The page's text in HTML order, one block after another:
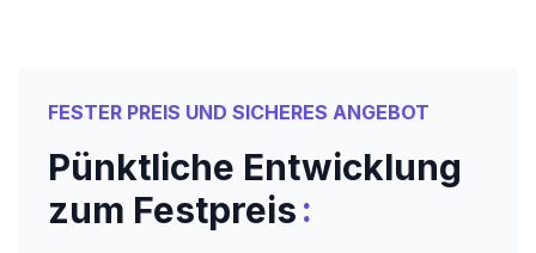
FESTER PREIS UND SICHERES ANGEBOT
Pünktliche Entwicklung
zum Festpreis: